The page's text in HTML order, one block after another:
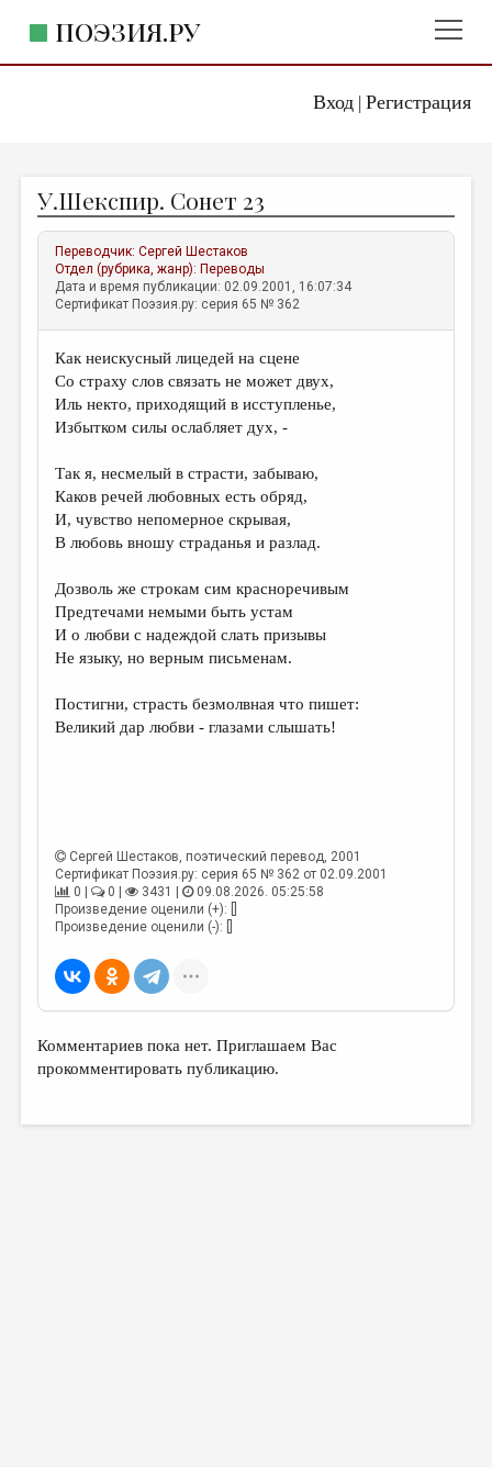
Вход| Регистрация
ПОЭЗИЯ.РУ
ЖАНРЫ
АВТОРЫ
КОММЕНТАРИИ
ЛИТСАЛОН
НОВОСТИ
ПРАВИЛА САЙТА
ИЗБРАННОЕ
ДАЙДЖЕСТ
ПЕРЕВОДЫ
КОНКУРСЫ
КНИЖНАЯ ПОЛКА
КОЛОНКА РЕДАКТОРА
РЕДКОЛЛЕГИЯ
МАЛАЯ ПРОЗА
ЛИТЕРАТУРОВЕДЕНИЕ
У.Шекспир. Сонет 23
Переводчик:Сергей Шестаков
Отдел (рубрика, жанр): Переводы
Дата и время публикации: 02.09.2001, 16:07:34
Сертификат Поэзия.ру: серия 65 № 362
Как неискусный лицедей на сцене
Со страху слов связать не может двух,
Иль некто, приходящий в исступленье,
Избытком силы ослабляет дух, -
Так я, несмелый в страсти, забываю,
Каков речей любовных есть обряд,
И, чувство непомерное скрывая,
В любовь вношу страданья и разлад.
Дозволь же строкам сим красноречивым
Предтечами немыми быть устам
И о любви с надеждой слать призывы
Не языку, но верным письменам.
Постигни, страсть безмолвная что пишет:
Великий дар любви - глазами слышать!
Сергей Шестаков, поэтический перевод, 2001
Сертификат Поэзия.ру: серия 65 № 362 от 02.09.2001
0 |
0 | 3431 |
09.08.2026. 05:25:58
Произведение оценили (+): []
Произведение оценили (-): []
Комментариев пока нет. Приглашаем Вас
прокомментировать публикацию.